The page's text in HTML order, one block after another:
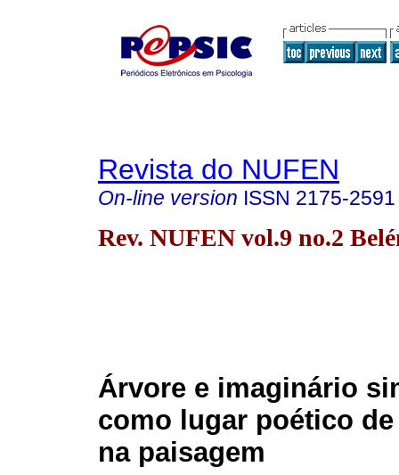
Revista do NUFEN
On-line version ISSN 2175-2591
Rev. NUFEN vol.9 no.2
Árvore e imaginário
como lugar poético
na paisagem